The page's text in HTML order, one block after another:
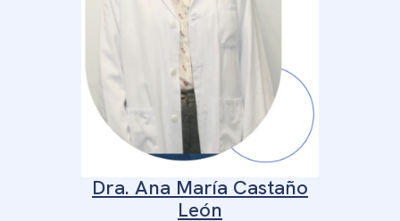
Dra. Ana María Castaño
León